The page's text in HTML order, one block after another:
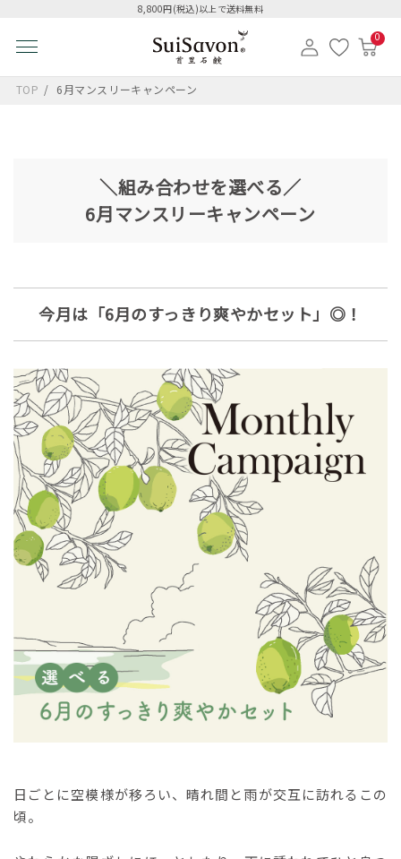
8,800円(税込)以上で送料無料
0
TOP 6月マンスリーキャンペーン
＼組み合わせを選べる／
6月マンスリーキャンペーン
今月は「6月のすっきり爽やかセット」◎！
日ごとに空模様が移ろい、晴れ間と雨が交互に訪れるこの
頃。